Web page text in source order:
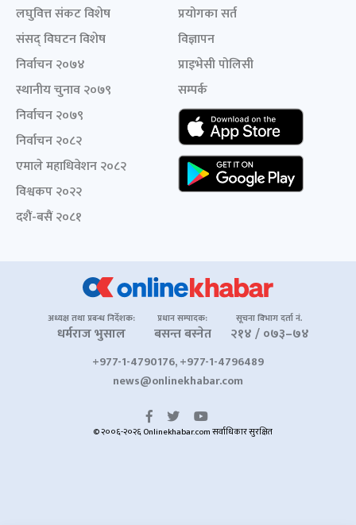
लघुवित्त संकट विशेष
संसद् विघटन विशेष
निर्वाचन २०७४
स्थानीय चुनाव २०७९
निर्वाचन २०७९
निर्वाचन २०८२
एमाले महाधिवेशन २०८२
विश्वकप २०२२
दशैं-बसैं २०८१
प्रयोगका सर्त
विज्ञापन
प्राइभेसी पोलिसी
सम्पर्क
अध्यक्ष तथा प्रबन्ध निर्देशक:
धर्मराज भुसाल
प्रधान सम्पादक:
बसन्त बस्नेत
सूचना विभाग दर्ता नं.
२१४ / ०७३–७४
+977-1-4790176, +977-1-4796489
news@onlinekhabar.com
© २००६-२०२६ Onlinekhabar.com सर्वाधिकार सुरक्षित